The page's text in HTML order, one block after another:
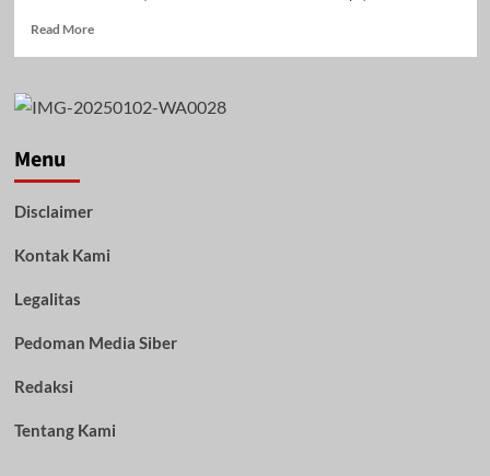
Read MoreRead
SK
Bahri
Nahkodai
Menu
Disclaimer
Kontak Kami
Legalitas
Pedoman Media Siber
Redaksi
Tentang Kami